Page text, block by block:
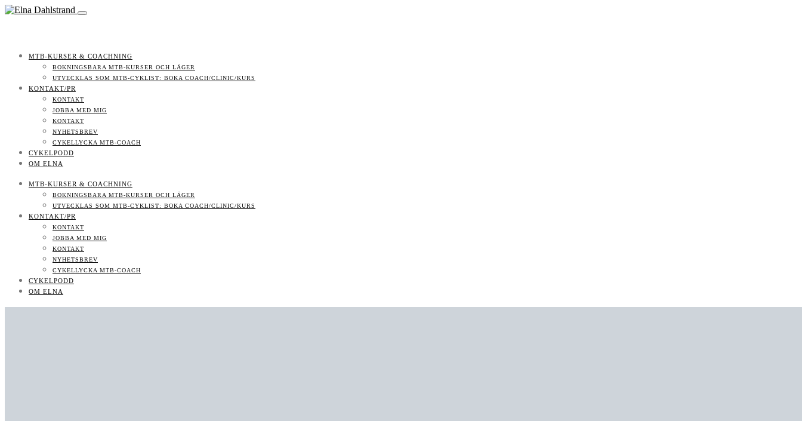
MTB-KURSER & COACHNING
BOKNINGSBARA MTB-KURSER OCH LÄGER
UTVECKLAS SOM MTB-CYKLIST: BOKA COACH/CLINIC/KURS
KONTAKT/PR
KONTAKT
JOBBA MED MIG
KONTAKT
NYHETSBREV
CYKELLYCKA MTB-COACH
CYKELPODD
OM ELNA
MTB-KURSER & COACHNING
BOKNINGSBARA MTB-KURSER OCH LÄGER
UTVECKLAS SOM MTB-CYKLIST: BOKA COACH/CLINIC/KURS
KONTAKT/PR
KONTAKT
JOBBA MED MIG
KONTAKT
NYHETSBREV
CYKELLYCKA MTB-COACH
CYKELPODD
OM ELNA